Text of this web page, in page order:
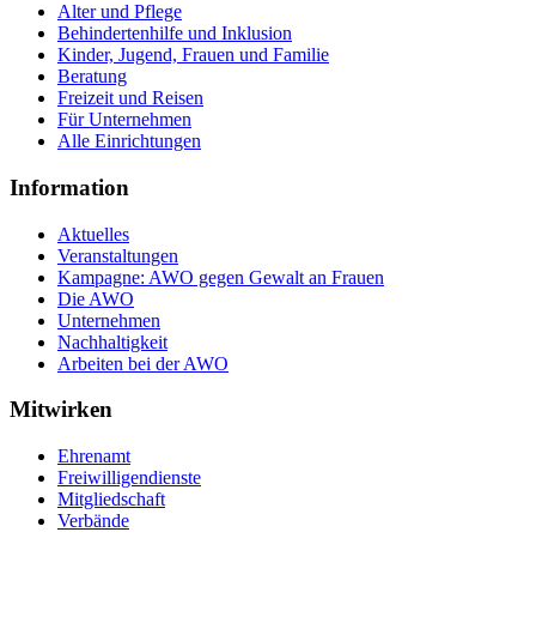
Alter und Pflege
Behindertenhilfe und Inklusion
Kinder, Jugend, Frauen und Familie
Beratung
Freizeit und Reisen
Für Unternehmen
Alle Einrichtungen
Information
Aktuelles
Veranstaltungen
Kampagne: AWO gegen Gewalt an Frauen
Die AWO
Unternehmen
Nachhaltigkeit
Arbeiten bei der AWO
Mitwirken
Ehrenamt
Freiwilligendienste
Mitgliedschaft
Verbände